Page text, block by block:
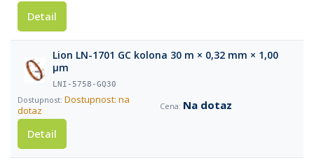
Detail
Lion LN-1701 GC kolona 30 m × 0,32 mm × 1,00
µm
LNI-5758-GQ30
Dostupnost: na
dotaz
Na dotaz
Detail